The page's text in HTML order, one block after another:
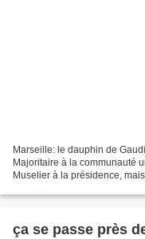
Marseille: le dauphin de
Majoritaire à la communauté
Muselier à la présidence,
ça se passe près